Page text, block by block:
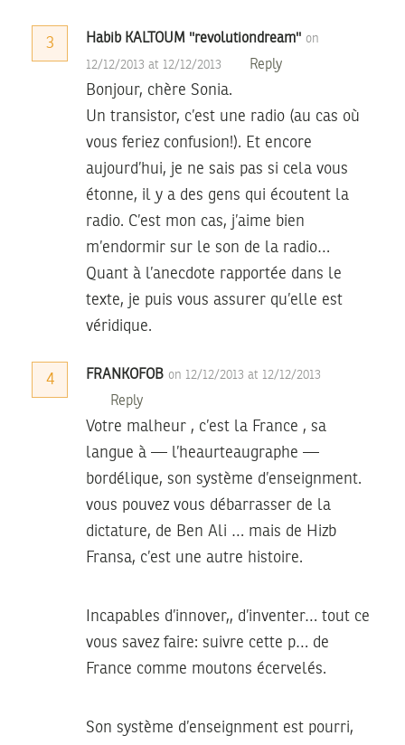
3 Habib KALTOUM ''revolutiondream'' on
12/12/2013 at 12/12/2013 Reply
Bonjour, chère Sonia.
Un transistor, c’est une radio (au cas où
vous feriez confusion!). Et encore
aujourd’hui, je ne sais pas si cela vous
étonne, il y a des gens qui écoutent la
radio. C’est mon cas, j’aime bien
m’endormir sur le son de la radio…
Quant à l’anecdote rapportée dans le
texte, je puis vous assurer qu’elle est
véridique.
4 FRANKOFOB on 12/12/2013 at 12/12/2013
Reply
Votre malheur , c’est la France , sa
langue à — l’heaurteaugraphe —
bordélique, son système d’enseignment.
vous pouvez vous débarrasser de la
dictature, de Ben Ali … mais de Hizb
Fransa, c’est une autre histoire.
Incapables d’innover,, d’inventer… tout ce
vous savez faire: suivre cette p… de
France comme moutons écervelés.
Son système d’enseignment est pourri,